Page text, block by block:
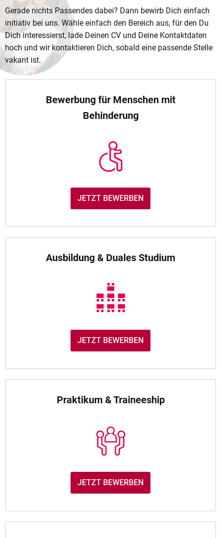
Gerade nichts Passendes dabei? Dann bewirb Dich einfach
initiativ bei uns. Wähle einfach den Bereich aus, für den Du
Dich interessierst, lade Deinen CV und Deine Kontaktdaten
hoch und wir kontaktieren Dich, sobald eine passende Stelle
vakant ist.
Bewerbung für Menschen mit
Behinderung
JETZT BEWERBEN
Ausbildung & Duales Studium
JETZT BEWERBEN
Praktikum & Traineeship
JETZT BEWERBEN